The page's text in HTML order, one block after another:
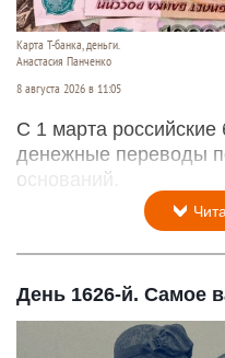
Карта Т-банка, деньги.
Анастасия Панченко
8 августа 2026 в 11:05
С 1 марта российские
денежные переводы
оснований.
День 1626-й. Самое